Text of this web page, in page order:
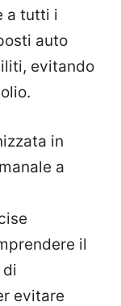
a tutti i
auto
evitando
in
a
il
di
evitare